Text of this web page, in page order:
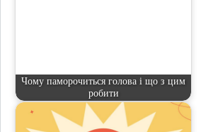
Чому паморочиться голова і що з цим
робити